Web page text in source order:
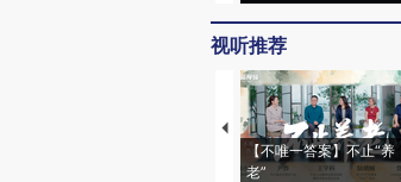
视听推荐
【不唯一答案】不止“养
老”